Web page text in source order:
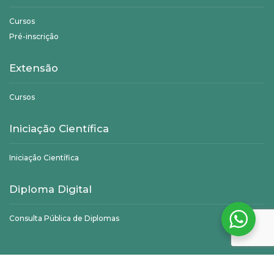
Cursos
Pré-inscrição
Extensão
Cursos
Iniciação Científica
Iniciação Científica
Diploma Digital
Consulta Pública de Diplomas